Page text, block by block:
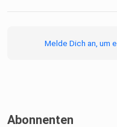
Melde Dich an, um
Abonnenten